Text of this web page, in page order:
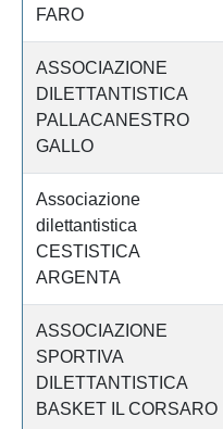
FARO
ASSOCIAZIONE
DILETTANTISTICA
PALLACANESTRO
GALLO
Associazione
dilettantistica
CESTISTICA
ARGENTA
ASSOCIAZIONE
SPORTIVA
DILETTANTISTICA
BASKET IL CORSARO